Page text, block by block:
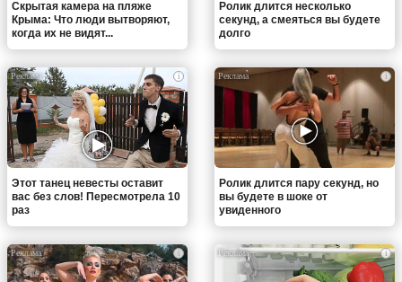
Скрытая камера на пляже
Крыма: Что люди вытворяют,
когда их не видят...
Ролик длится несколько
секунд, а смеяться вы будете
долго
i
Этот танец невесты оставит
вас без слов! Пересмотрела 10
раз
i
Ролик длится пару секунд, но
вы будете в шоке от
увиденного
i i